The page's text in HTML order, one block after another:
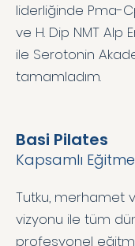
liderliğinde Pma-
ve H. Dip NMT Alp
ile Serotonin
tamamladım.
Basi Pilates
Kapsamlı
Tutku, merhamet
vizyonu ile tüm
profesyonel